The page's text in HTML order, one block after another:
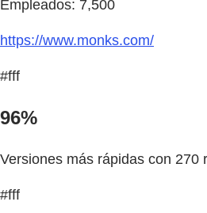
Empleados: 7,500
https://www.monks.com/
#fff
96%
Versiones más rápidas con 270
#fff